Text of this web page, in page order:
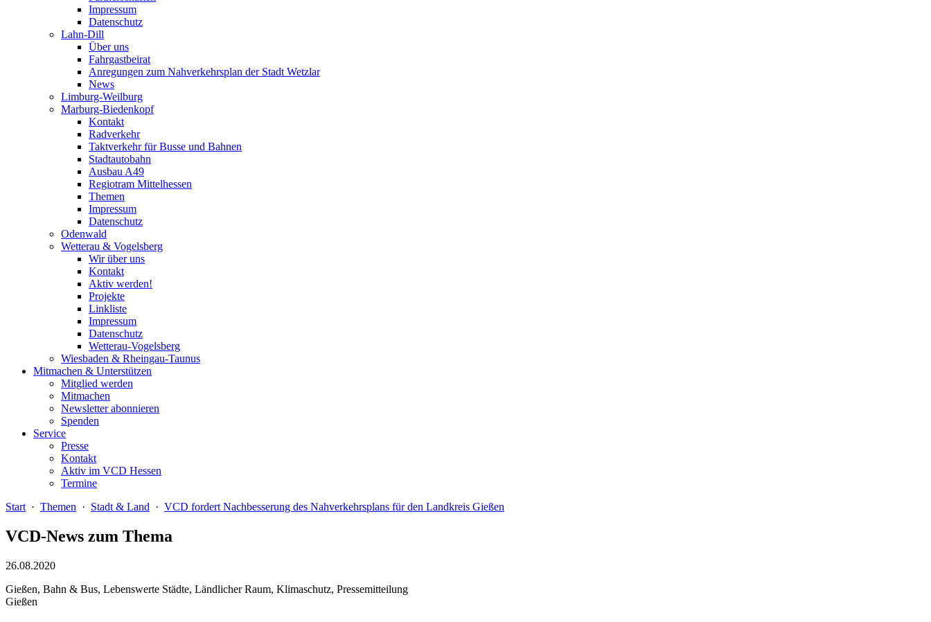
Impressum
Datenschutz
Lahn-Dill
Über uns
Fahrgastbeirat
Anregungen zum Nahverkehrsplan der Stadt Wetzlar
News
Limburg-Weilburg
Marburg-Biedenkopf
Kontakt
Radverkehr
Taktverkehr für Busse und Bahnen
Stadtautobahn
Ausbau A49
Regiotram Mittelhessen
Themen
Impressum
Datenschutz
Odenwald
Wetterau & Vogelsberg
Wir über uns
Kontakt
Aktiv werden!
Projekte
Linkliste
Impressum
Datenschutz
Wetterau-Vogelsberg
Wiesbaden & Rheingau-Taunus
Mitmachen & Unterstützen
Mitglied werden
Mitmachen
Newsletter abonnieren
Spenden
Service
Presse
Kontakt
Aktiv im VCD Hessen
Termine
Start · Themen · Stadt & Land · VCD fordert Nachbesserung des Nahverkehrsplans für den Landkreis Gießen
VCD-News zum Thema
26.08.2020
Gießen, Bahn & Bus, Lebenswerte Städte, Ländlicher Raum, Klimaschutz, Pressemitteilung
Gießen